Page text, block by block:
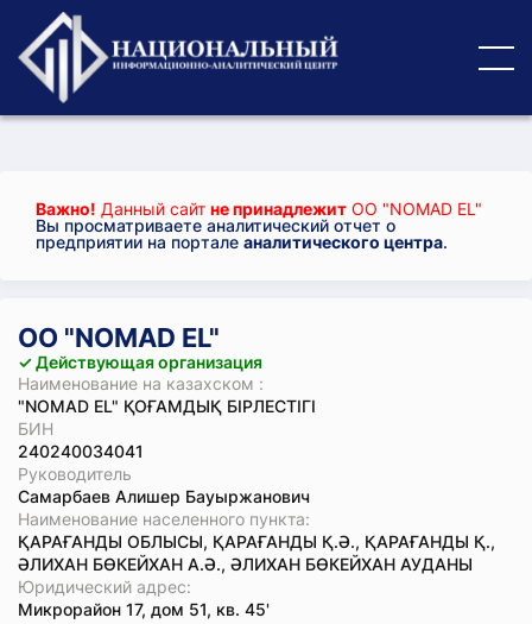
Важно! Данный сайт не принадлежит ОО "NOMAD EL"
Вы просматриваете аналитический отчет о
предприятии на портале аналитического центра.
ОО "NOMAD EL"
✓ Действующая организация
Наименование на казахском :
"NOMAD EL" ҚОҒАМДЫҚ БІРЛЕСТІГІ
БИН
240240034041
Руководитель
Самарбаев Алишер Бауыржанович
Наименование населенного пункта:
ҚАРАҒАНДЫ ОБЛЫСЫ, ҚАРАҒАНДЫ Қ.Ә., ҚАРАҒАНДЫ Қ.,
ӘЛИХАН БӨКЕЙХАН А.Ә., ӘЛИХАН БӨКЕЙХАН АУДАНЫ
Юридический адрес:
Микрорайон 17, дом 51, кв. 45'